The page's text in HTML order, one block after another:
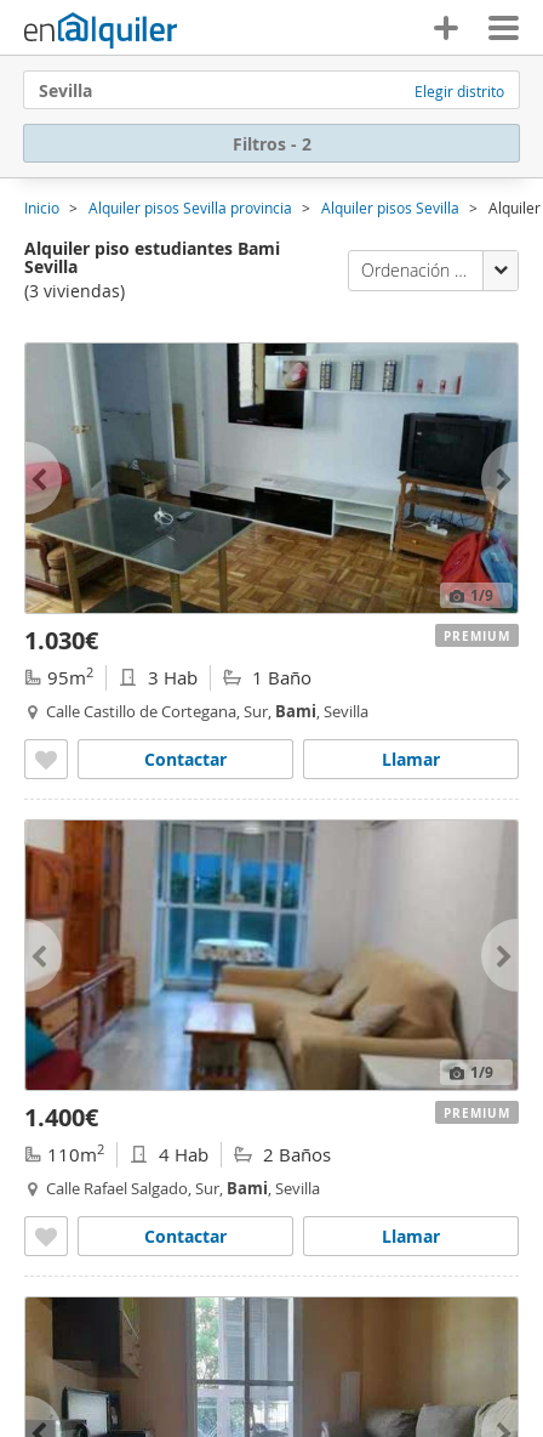
Sevilla Elegir distrito
Filtros - 2
Inicio Alquiler pisos Sevilla provincia Alquiler pisos Sevilla Alquiler
Alquiler piso estudiantes Bami
Sevilla
(3 viviendas)
Ordenación Enalquiler
1/9
1.030€
95m2 3 Hab 1 Baño
Calle Castillo de Cortegana, Sur, Bami, Sevilla
Llamar
Contactar
PREMIUM
1/9
1.400€
110m2 4 Hab 2 Baños
Calle Rafael Salgado, Sur, Bami, Sevilla
Llamar
Contactar
PREMIUM